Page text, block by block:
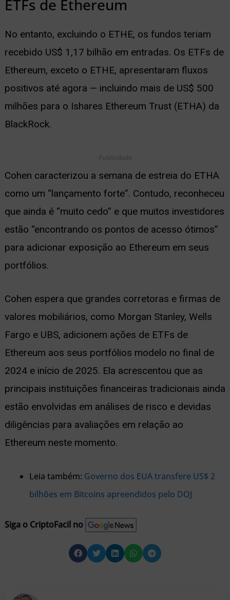
ETFs de Ethereum
No entanto, excluindo o ETHE, os fundos teriam
recebido US$ 1,17 bilhão em entradas. Os ETFs de
Ethereum, exceto o ETHE, apresentaram fluxos
positivos até agora — incluindo mais de US$ 500
milhões para o Ishares Ethereum Trust (ETHA) da
BlackRock.
Publicidade
Cohen caracterizou a semana de estreia do ETHA
como um “lançamento forte”. Contudo, reconheceu
que ainda é “muito cedo” e que muitos investidores
estão “encontrando os pontos de acesso ótimos”
para adicionar exposição ao Ethereum em seus
portfólios.
Cohen espera que grandes corretoras e firmas de
valores mobiliários, como Morgan Stanley, Wells
Fargo e UBS, adicionem ações de ETFs de
Ethereum aos seus portfólios modelo no final de
2024 e início de 2025. Ela acrescentou que as
principais instituições financeiras tradicionais ainda
estão envolvidas em análises de risco e devidas
diligências para avaliações em relação ao
Ethereum neste momento.
Leia também: Governo dos EUA transfere US$ 2
bilhões em Bitcoins apreendidos pelo DOJ
Siga o CriptoFacil no